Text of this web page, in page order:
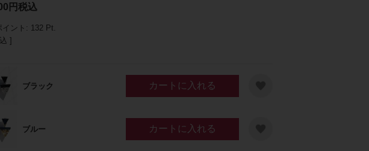
税込
イント: 132 Pt.
ブラック カートに入れる
ブルー カートに入れる